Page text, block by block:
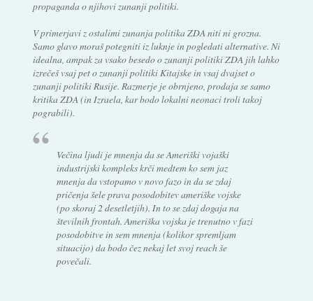
propaganda o njihovi zunanji politiki.
V primerjavi z ostalimi zunanja politika ZDA niti ni grozna.
Samo glavo moraš potegniti iz luknje in pogledati alternative. Ni
idealna, ampak za vsako besedo o zunanji politiki ZDA jih lahko
izrečeš vsaj pet o zunanji politiki Kitajske in vsaj dvajset o
zunanji politiki Rusije. Razmerje je obrnjeno, prodaja se samo
kritika ZDA (in Izraela, kar bodo lokalni neonaci troli takoj
pograbili).
Večina ljudi je mnenja da se Ameriški vojaški
industrijski kompleks krči medtem ko sem jaz
mnenja da vstopamo v novo fazo in da se zdaj
pričenja šele prava posodobitev ameriške vojske
(po skoraj 2 desetletjih). In to se zdaj dogaja na
številnih frontah. Ameriška vojska je trenutno v fazi
posodobitve in sem mnenja (kolikor spremljam
situacijo) da bodo čez nekaj let svoj reach še
povečali.